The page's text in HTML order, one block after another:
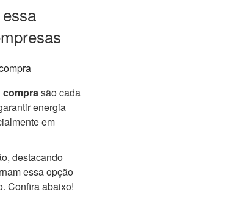
comprasão cada
energia
em
destacando
essa opção
Confira abaixo!